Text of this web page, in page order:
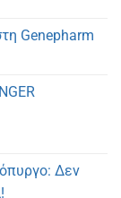
Genepharm
Δεν